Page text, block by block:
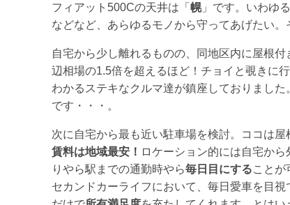
フィアット500Cの天井は「 幌」です。いわゆ
などなど、あらゆるモノから守ってあげたい。
自宅から少し離れるものの、同地区内に屋根
辺相場の1.5倍を超えるほど！チョイと覗きに
わかるステキなクルマ達が鎮座しておりまし
です・・・。
次に自宅から最も近い駐車場を検討。ココは屋
賃料は地域最安！ ロケーション的には自宅か
りやら駅までの通勤時やら毎日目にすることが
セカンドカーライフにおいて、毎日愛車を目